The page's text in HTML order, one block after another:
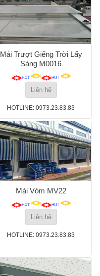
Mái Trượt Giếng Trời Lấy
Sáng M0016
Liên hệ
HOTLINE: 0973.23.83.83
Mái Vòm MV22
Liên hệ
HOTLINE: 0973.23.83.83